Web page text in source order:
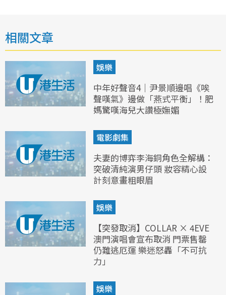
相關文章
娛樂
中年好聲音4｜尹景順邊唱《唉
聲嘆氣》邊做「燕式平衡」！肥
媽驚嘆海兒大讚極嫵媚
電影劇集
夫妻的博弈李海銅角色全解構：
突破清純演男仔頭 妝容精心設
計刻意畫粗眼眉
娛樂
【突發取消】COLLAR × 4EVE
澳門演唱會宣布取消 門票售罄
仍難逃厄運 樂迷怒轟「不可抗
力」
娛樂